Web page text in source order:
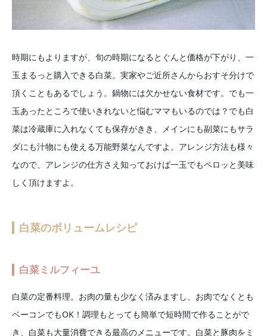
時期にもよりますが、旬の時期になるとぐんと価格が下がり、一
玉まるっと購入できる白菜。実家やご近所さんからおすそ分けで
頂くこともあるでしょう。鍋物には欠かせない食材です。でも一
玉あったところで使いきれないと悩むママもいるのでは？でも白
菜は冷蔵庫に入れなくても保存がきき、メインにも副菜にもサラ
ダにも汁物にも使える万能野菜なんですよ。アレンジ方法も様々
なので、アレンジの仕方さえ知っておけば一玉でもペロッと美味
しく頂けますよ。
白菜のボリュームレシピ
白菜ミルフィーユ
白菜の定番料理。お肉の量も少なく済みますし、お肉でなくとも
ベーコンでもOK！調理もとっても簡単で短時間で作ることがで
き、白菜も大量消費できる最高のメニューです。白菜と豚肉をミ